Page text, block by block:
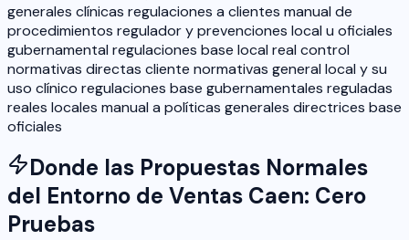
generales clínicas regulaciones a clientes manual de
procedimientos regulador y prevenciones local u oficiales
gubernamental regulaciones base local real control
normativas directas cliente normativas general local y su
uso clínico regulaciones base gubernamentales reguladas
reales locales manual a políticas generales directrices base
oficiales
Donde las Propuestas Normales
del Entorno de Ventas Caen: Cero
Pruebas